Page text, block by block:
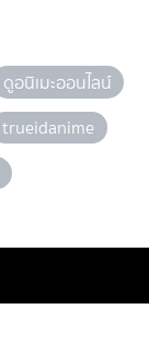
ดูอนิเมะออนไลน์
trueidanime